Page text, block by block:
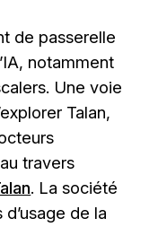
de passerelle
notamment
Une voie
Talan,
travers
. La société
de la